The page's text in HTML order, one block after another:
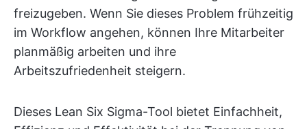
freizugeben. Wenn Sie dieses Problem frühzeitig
im Workflow angehen, können Ihre Mitarbeiter
planmäßig arbeiten und ihre
Arbeitszufriedenheit steigern.
Dieses Lean Six Sigma-Tool bietet Einfachheit,